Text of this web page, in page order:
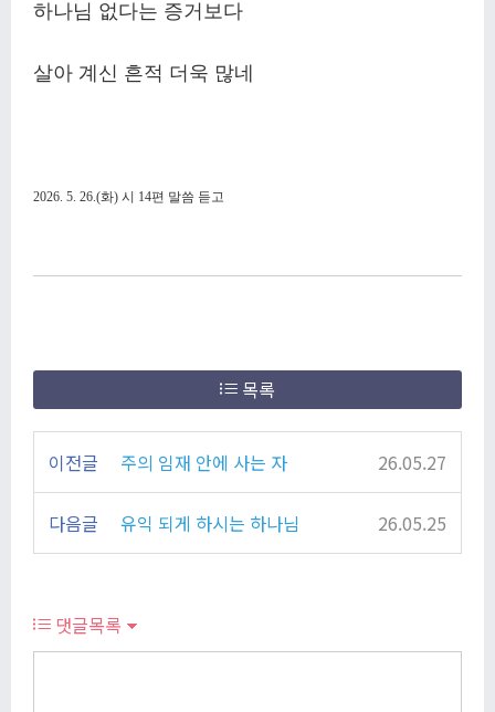
하나님 없다는 증거보다
살아 계신 흔적 더욱 많네
2026. 5. 26.(화) 시 14편 말씀 듣고
목록
이전글 주의 임재 안에 사는 자 26.05.27
다음글 유익 되게 하시는 하나님 26.05.25
댓글목록